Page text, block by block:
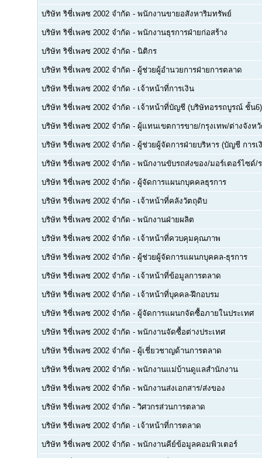
บริษัท ริชี่เพลซ 2002 จำกัด - พนักงานขายอสังหาริมทรัพย์
บริษัท ริชี่เพลซ 2002 จำกัด - พนักงานธุรการฝ่ายก่อสร้าง
บริษัท ริชี่เพลซ 2002 จำกัด - นิติกร
บริษัท ริชี่เพลซ 2002 จำกัด - ผู้ช่วยผู้อำนวยการฝ่ายการตลาด
บริษัท ริชี่เพลซ 2002 จำกัด - เจ้าหน้าที่การเงิน
บริษัท ริชี่เพลซ 2002 จำกัด - เจ้าหน้าที่บัญชี (บริษัทอรรถบูรณ์ ชั้น6)
บริษัท ริชี่เพลซ 2002 จำกัด - ผู้แทนเขตการขาย/กรุงเทพ/ต่างจังห
บริษัท ริชี่เพลซ 2002 จำกัด - ผู้ช่วยผู้จัดการฝ่ายบริหาร (บัญชี การ
บริษัท ริชี่เพลซ 2002 จำกัด - พนักงานขับรถส่งของ/มอร์เตอร์ไซด์/
บริษัท ริชี่เพลซ 2002 จำกัด - ผู้จัดการแผนกบุคคลธุรการ
บริษัท ริชี่เพลซ 2002 จำกัด - เจ้าหน้าที่คลังวัตถุดิบ
บริษัท ริชี่เพลซ 2002 จำกัด - พนักงานฝ่ายผลิต
บริษัท ริชี่เพลซ 2002 จำกัด - เจ้าหน้าที่ควบคุมคุณภาพ
บริษัท ริชี่เพลซ 2002 จำกัด - ผู้ช่วยผู้จัดการแผนกบุคคล-ธุรการ
บริษัท ริชี่เพลซ 2002 จำกัด - เจ้าหน้าที่ข้อมูลการตลาด
บริษัท ริชี่เพลซ 2002 จำกัด - เจ้าหน้าที่บุคคล-ฝึกอบรม
บริษัท ริชี่เพลซ 2002 จำกัด - ผู้จัดการแผนกจัดซื้อภายในประเทศ
บริษัท ริชี่เพลซ 2002 จำกัด - พนักงานจัดซื้อต่างประเทศ
บริษัท ริชี่เพลซ 2002 จำกัด - ผู้เชี่ยวชาญด้านการตลาด
บริษัท ริชี่เพลซ 2002 จำกัด - พนักงานแม่บ้านดูแลสำนักงาน
บริษัท ริชี่เพลซ 2002 จำกัด - พนักงานส่งเอกสาร/ส่งของ
บริษัท ริชี่เพลซ 2002 จำกัด - วิศวกรส่วนการตลาด
บริษัท ริชี่เพลซ 2002 จำกัด - เจ้าหน้าที่การตลาด
บริษัท ริชี่เพลซ 2002 จำกัด - พนักงานคีย์ข้อมูลคอมพิวเตอร์